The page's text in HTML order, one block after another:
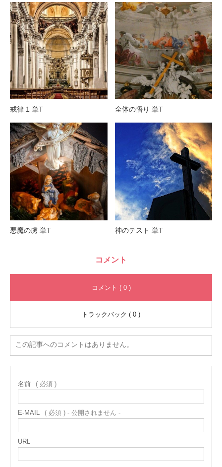
戒律 1 単T 全体の悟り 単T
悪魔の虜 単T 神のテスト 単T
コメント
コメント ( 0 )
トラックバック ( 0 )
この記事へのコメントはありません。
名前 ( 必須 )
E-MAIL ( 必須 ) - 公開されません -
URL